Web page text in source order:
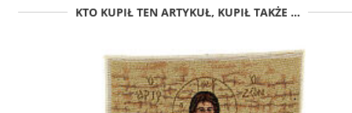
KTO KUPIŁ TEN ARTYKUŁ, KUPIŁ TAKŻE ...